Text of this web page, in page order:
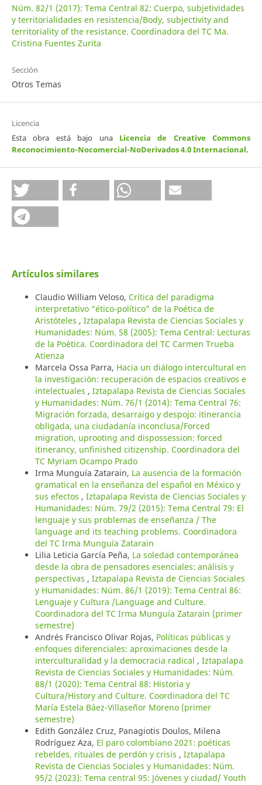
Núm. 82/1 (2017): Tema Central 82: Cuerpo, subjetividades
y territorialidades en resistencia/Body, subjectivity and
territoriality of the resistance. Coordinadora del TC Ma.
Cristina Fuentes Zurita
Sección
Otros Temas
Licencia
Esta obra está bajo una Licencia de Creative Commons
Reconocimiento-Nocomercial-NoDerivados 4.0 Internacional.
Artículos similares
Claudio William Veloso, Crítica del paradigma
interpretativo “ético-político” de la Poética de
Aristóteles , Iztapalapa Revista de Ciencias Sociales y
Humanidades: Núm. 58 (2005): Tema Central: Lecturas
de la Poética. Coordinadora del TC Carmen Trueba
Atienza
Marcela Ossa Parra, Hacia un diálogo intercultural en
la investigación: recuperación de espacios creativos e
intelectuales , Iztapalapa Revista de Ciencias Sociales
y Humanidades: Núm. 76/1 (2014): Tema Central 76:
Migración forzada, desarraigo y despojo: itinerancia
obligada, una ciudadanía inconclusa/Forced
migration, uprooting and dispossession: forced
itinerancy, unfinished citizenship. Coordinadora del
TC Myriam Ocampo Prado
Irma Munguía Zatarain, La ausencia de la formación
gramatical en la enseñanza del español en México y
sus efectos , Iztapalapa Revista de Ciencias Sociales y
Humanidades: Núm. 79/2 (2015): Tema Central 79: El
lenguaje y sus problemas de enseñanza / The
language and its teaching problems. Coordinadora
del TC Irma Munguía Zatarain
Lilia Leticia García Peña, La soledad contemporánea
desde la obra de pensadores esenciales: análisis y
perspectivas , Iztapalapa Revista de Ciencias Sociales
y Humanidades: Núm. 86/1 (2019): Tema Central 86:
Lenguaje y Cultura /Language and Culture.
Coordinadora del TC Irma Munguía Zatarain (primer
semestre)
Andrés Francisco Olivar Rojas, Políticas públicas y
enfoques diferenciales: aproximaciones desde la
interculturalidad y la democracia radical , Iztapalapa
Revista de Ciencias Sociales y Humanidades: Núm.
88/1 (2020): Tema Central 88: Historia y
Cultura/History and Culture. Coordinadora del TC
María Estela Báez-Villaseñor Moreno (primer
semestre)
Edith González Cruz, Panagiotis Doulos, Milena
Rodríguez Aza, El paro colombiano 2021: poéticas
rebeldes, rituales de perdón y crisis , Iztapalapa
Revista de Ciencias Sociales y Humanidades: Núm.
95/2 (2023): Tema central 95: Jóvenes y ciudad/ Youth